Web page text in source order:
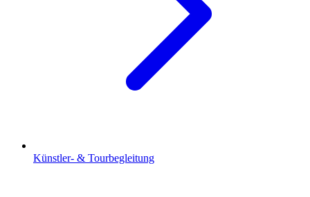
Künstler- & Tourbegleitung